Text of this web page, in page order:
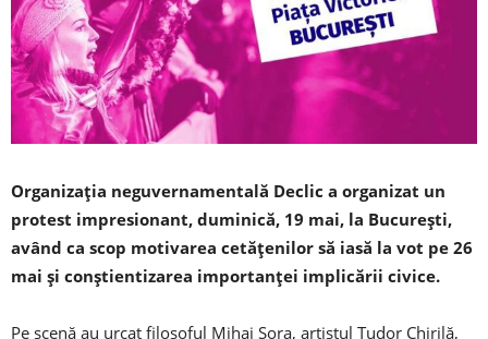
Organizația neguvernamentală Declic a organizat un
protest impresionant, duminică, 19 mai, la București,
având ca scop motivarea cetăţenilor să iasă la vot pe 26
mai şi conştientizarea importanţei implicării civice.
Pe scenă au urcat filosoful Mihai Şora, artistul Tudor Chirilă,